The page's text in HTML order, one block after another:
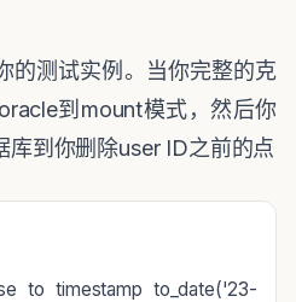
的测试实例。当你完整的克
oracle到 mount模式，然后你
库到你删除user ID之前的点
to timestamp to_date('23-